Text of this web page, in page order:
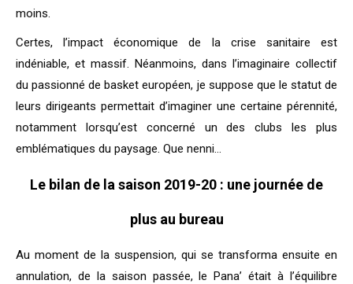
moins.
Certes, l’impact économique de la crise sanitaire est
indéniable, et massif. Néanmoins, dans l’imaginaire collectif
du passionné de basket européen, je suppose que le statut de
leurs dirigeants permettait d’imaginer une certaine pérennité,
notamment lorsqu’est concerné un des clubs les plus
emblématiques du paysage. Que nenni…
Le bilan de la saison 2019-20 : une journée de
plus au bureau
Au moment de la suspension, qui se transforma ensuite en
annulation, de la saison passée, le Pana’ était à l’équilibre